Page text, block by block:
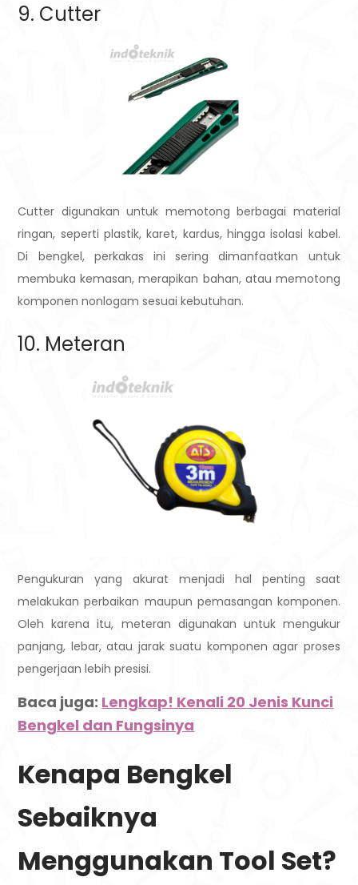
9. Cutter
Cutter digunakan untuk memotong berbagai material
ringan, seperti plastik, karet, kardus, hingga isolasi kabel.
Di bengkel, perkakas ini sering dimanfaatkan untuk
membuka kemasan, merapikan bahan, atau memotong
komponen nonlogam sesuai kebutuhan.
10. Meteran
Pengukuran yang akurat menjadi hal penting saat
melakukan perbaikan maupun pemasangan komponen.
Oleh karena itu, meteran digunakan untuk mengukur
panjang, lebar, atau jarak suatu komponen agar proses
pengerjaan lebih presisi.
Baca juga: Lengkap! Kenali 20 Jenis Kunci
Bengkel dan Fungsinya
Kenapa Bengkel
Sebaiknya
Menggunakan Tool Set?